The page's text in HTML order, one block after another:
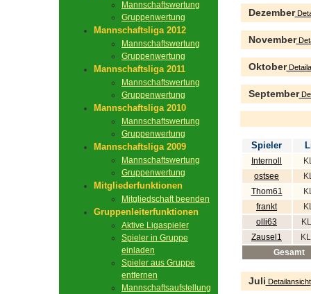
Mannschaftswertung
Gruppenwertung
Mannschaftsliga 2012
Mannschaftswertung
Gruppenwertung
Mannschaftsliga 2011
Mannschaftswertung
Gruppenwertung
Mannschaftsliga 2010
Mannschaftswertung
Gruppenwertung
Mannschaftsliga 2009
Mannschaftswertung
Gruppenwertung
Mitgliederfunktionen
Mitgliedschaft beenden
Gruppenleiterfunktionen
Aktive Ligaspieler
Spieler in Gruppe
einladen
Spieler aus Gruppe
entfernen
Mannschaftsaufstellung
Dezember
November
Oktober
September
Spieler
Internoll
ostsee
Thom61
frankt
olli63
Zausel1
Gesamt
Juli Detailansicht